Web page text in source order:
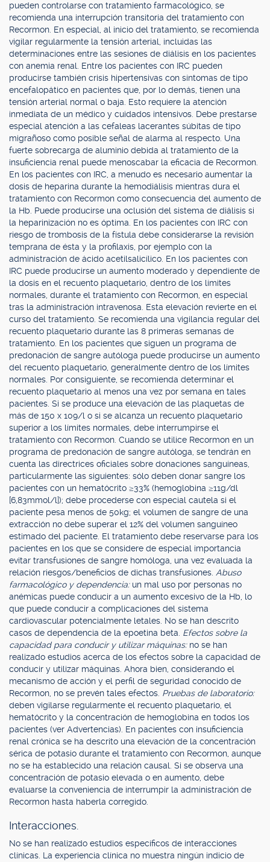
pueden controlarse con tratamiento farmacológico, se
recomienda una interrupción transitoria del tratamiento con
Recormon. En especial, al inicio del tratamiento, se recomienda
vigilar regularmente la tensión arterial, incluidas las
determinaciones entre las sesiones de diálisis en los pacientes
con anemia renal. Entre los pacientes con IRC pueden
producirse también crisis hipertensivas con síntomas de tipo
encefalopático en pacientes que, por lo demás, tienen una
tensión arterial normal o baja. Esto requiere la atención
inmediata de un médico y cuidados intensivos. Debe prestarse
especial atención a las cefaleas lacerantes súbitas de tipo
migrañoso como posible señal de alarma al respecto. Una
fuerte sobrecarga de aluminio debida al tratamiento de la
insuficiencia renal puede menoscabar la eficacia de Recormon.
En los pacientes con IRC, a menudo es necesario aumentar la
dosis de heparina durante la hemodiálisis mientras dura el
tratamiento con Recormon como consecuencia del aumento de
la Hb. Puede producirse una oclusión del sistema de diálisis si
la heparinización no es óptima. En los pacientes con IRC con
riesgo de trombosis de la fístula debe considerarse la revisión
temprana de ésta y la profilaxis, por ejemplo con la
administración de ácido acetilsalicílico. En los pacientes con
IRC puede producirse un aumento moderado y dependiente de
la dosis en el recuento plaquetario, dentro de los límites
normales, durante el tratamiento con Recormon, en especial
tras la administración intravenosa. Esta elevación revierte en el
curso del tratamiento. Se recomienda una vigilancia regular del
recuento plaquetario durante las 8 primeras semanas de
tratamiento. En los pacientes que siguen un programa de
predonación de sangre autóloga puede producirse un aumento
del recuento plaquetario, generalmente dentro de los límites
normales. Por consiguiente, se recomienda determinar el
recuento plaquetario al menos una vez por semana en tales
pacientes. Si se produce una elevación de las plaquetas de
más de 150 x 109/l o si se alcanza un recuento plaquetario
superior a los límites normales, debe interrumpirse el
tratamiento con Recormon. Cuando se utilice Recormon en un
programa de predonación de sangre autóloga, se tendrán en
cuenta las directrices oficiales sobre donaciones sanguíneas,
particularmente las siguientes: sólo deben donar sangre los
pacientes con un hematócrito ≥33% (hemoglobina ≥11g/dl
[6,83mmol/l]); debe procederse con especial cautela si el
paciente pesa menos de 50kg; el volumen de sangre de una
extracción no debe superar el 12% del volumen sanguíneo
estimado del paciente. El tratamiento debe reservarse para los
pacientes en los que se considere de especial importancia
evitar transfusiones de sangre homóloga, una vez evaluada la
relación riesgos/beneficios de dichas transfusiones. Abuso
farmacológico y dependencia: un mal uso por personas no
anémicas puede conducir a un aumento excesivo de la Hb, lo
que puede conducir a complicaciones del sistema
cardiovascular potencialmente letales. No se han descrito
casos de dependencia de la epoetina beta. Efectos sobre la
capacidad para conducir y utilizar máquinas: no se han
realizado estudios acerca de los efectos sobre la capacidad de
conducir y utilizar máquinas. Ahora bien, considerando el
mecanismo de acción y el perfil de seguridad conocido de
Recormon, no se prevén tales efectos. Pruebas de laboratorio:
deben vigilarse regularmente el recuento plaquetario, el
hematócrito y la concentración de hemoglobina en todos los
pacientes (ver Advertencias). En pacientes con insuficiencia
renal crónica se ha descrito una elevación de la concentración
sérica de potasio durante el tratamiento con Recormon, aunque
no se ha establecido una relación causal. Si se observa una
concentración de potasio elevada o en aumento, debe
evaluarse la conveniencia de interrumpir la administración de
Recormon hasta haberla corregido.
Interacciones.
No se han realizado estudios específicos de interacciones
clínicas. La experiencia clínica no muestra ningún indicio de